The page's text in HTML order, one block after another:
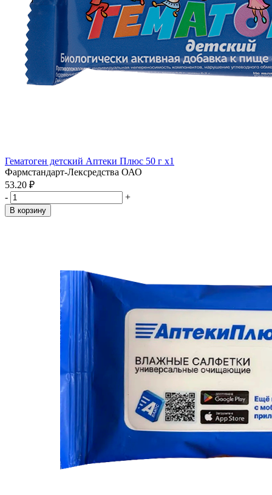
Гематоген детский Аптеки Плюс 50 г x1
Фармстандарт-Лексредства ОАО
53.20 ₽
-
+
В корзину